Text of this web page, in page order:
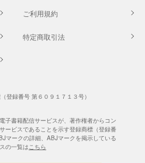
ご利用規約
特定商取引法
子書籍配信サービスが、著作権者からコン
ービスであることを示す登録商標（登録番
マークの詳細、ABJマークを掲示している
の一覧はこちら